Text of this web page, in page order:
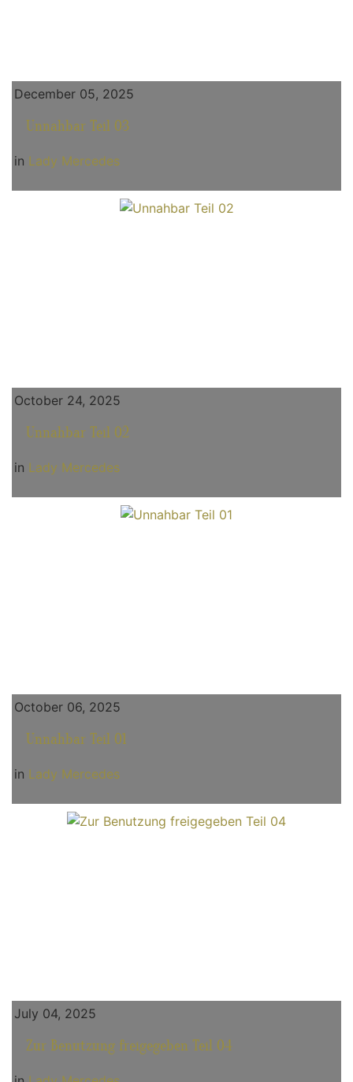
December 05, 2025
Unnahbar Teil 03
in Lady Mercedes
October 24, 2025
Unnahbar Teil 02
in Lady Mercedes
October 06, 2025
Unnahbar Teil 01
in Lady Mercedes
July 04, 2025
Zur Benutzung freigegeben Teil 04